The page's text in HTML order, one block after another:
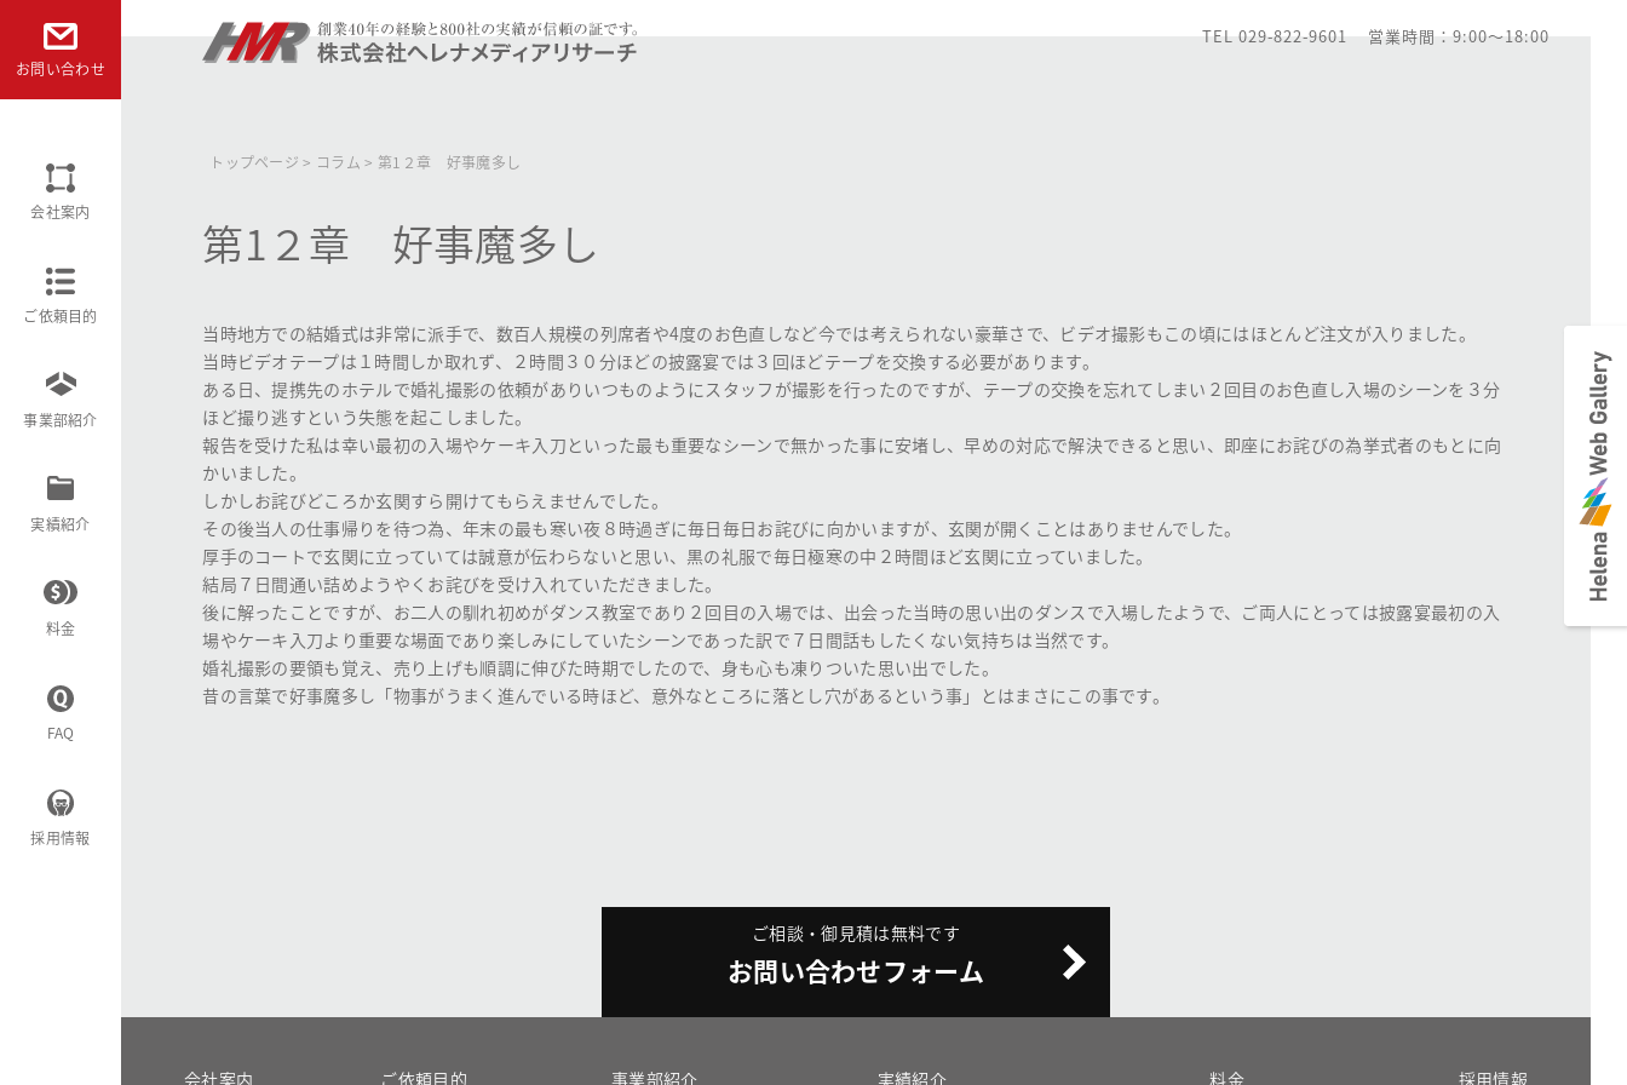
本文へ
TEL 029-822-9601 営業時間：9:00～18:00
トップページ > コラム > 第1２章 好事魔多し
第1２章 好事魔多し
当時地方での結婚式は非常に派手で、数百人規模の列席者や4度のお色直しなど今では考えられない豪華さで、ビデオ撮影もこの頃にはほとんど注文が入りました。
当時ビデオテープは１時間しか取れず、２時間３０分ほどの披露宴では３回ほどテープを交換する必要があります。
ある日、提携先のホテルで婚礼撮影の依頼がありいつものようにスタッフが撮影を行ったのですが、テープの交換を忘れてしまい２回目のお色直し入場のシーンを３分
ほど撮り逃すという失態を起こしました。
報告を受けた私は幸い最初の入場やケーキ入刀といった最も重要なシーンで無かった事に安堵し、早めの対応で解決できると思い、即座にお詫びの為挙式者のもとに向
かいました。
しかしお詫びどころか玄関すら開けてもらえませんでした。
その後当人の仕事帰りを待つ為、年末の最も寒い夜８時過ぎに毎日毎日お詫びに向かいますが、玄関が開くことはありませんでした。
厚手のコートで玄関に立っていては誠意が伝わらないと思い、黒の礼服で毎日極寒の中２時間ほど玄関に立っていました。
結局７日間通い詰めようやくお詫びを受け入れていただきました。
後に解ったことですが、お二人の馴れ初めがダンス教室であり２回目の入場では、出会った当時の思い出のダンスで入場したようで、ご両人にとっては披露宴最初の入
場やケーキ入刀より重要な場面であり楽しみにしていたシーンであった訳で７日間話もしたくない気持ちは当然です。
婚礼撮影の要領も覚え、売り上げも順調に伸びた時期でしたので、身も心も凍りついた思い出でした。
昔の言葉で好事魔多し「物事がうまく進んでいる時ほど、意外なところに落とし穴があるという事」とはまさにこの事です。
ご相談・御見積は無料です
お問い合わせフォーム
お問い合わせ
会社案内
ご依頼目的
事業部紹介
実績紹介
料金
FAQ
採用情報
会社案内 ご依頼目的 事業部紹介 実績紹介 料金 採用情報